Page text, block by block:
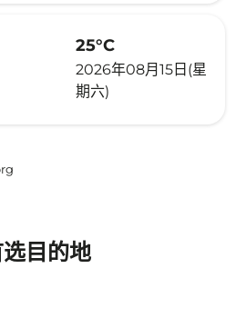
25°C
2026年08月15日(星
期六)
目的地